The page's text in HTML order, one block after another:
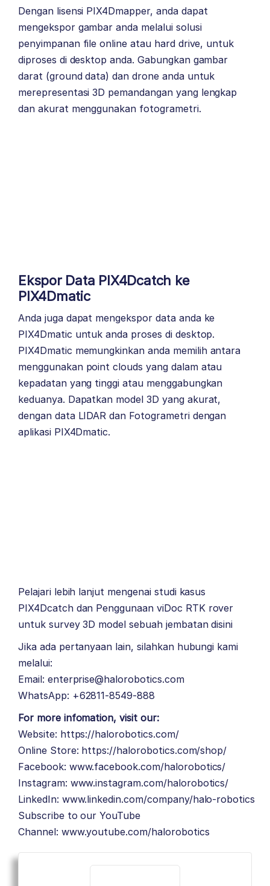
Dengan lisensi PIX4Dmapper, anda dapat
mengekspor gambar anda melalui solusi
penyimpanan file online atau hard drive, untuk
diproses di desktop anda. Gabungkan gambar
darat (ground data) dan drone anda untuk
merepresentasi 3D pemandangan yang lengkap
dan akurat menggunakan fotogrametri.
Ekspor Data PIX4Dcatch ke
PIX4Dmatic
Anda juga dapat mengekspor data anda ke
PIX4Dmatic untuk anda proses di desktop.
PIX4Dmatic memungkinkan anda memilih antara
menggunakan point clouds yang dalam atau
kepadatan yang tinggi atau menggabungkan
keduanya. Dapatkan model 3D yang akurat,
dengan data LIDAR dan Fotogrametri dengan
aplikasi PIX4Dmatic.
Pelajari lebih lanjut mengenai studi kasus
PIX4Dcatch dan Penggunaan viDoc RTK rover
untuk survey 3D model sebuah jembatandisini
Jika ada pertanyaan lain, silahkan hubungi kami
melalui:
Email: enterprise@halorobotics.com
WhatsApp: +62811-8549-888
For more infomation, visit our:
Website: https://halorobotics.com/
Online Store: https://halorobotics.com/shop/
Facebook: www.facebook.com/halorobotics/
Instagram: www.instagram.com/halorobotics/
LinkedIn: www.linkedin.com/company/halo-robotics
Subscribe to our YouTube
Channel: www.youtube.com/halorobotics